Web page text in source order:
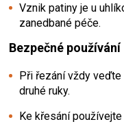
Vznik patiny je u
zanedbané péče.
Bezpečné používání
Při řezání vždy
druhé ruky.
Ke křesání